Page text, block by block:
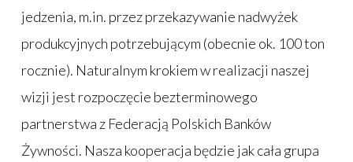
jedzenia, m.in. przez przekazywanie nadwyżek
produkcyjnych potrzebującym (obecnie ok. 100 ton
rocznie). Naturalnym krokiem w realizacji naszej
wizji jest rozpoczęcie bezterminowego
partnerstwa z Federacją Polskich Banków
Żywności. Nasza kooperacja będzie jak cała grupa